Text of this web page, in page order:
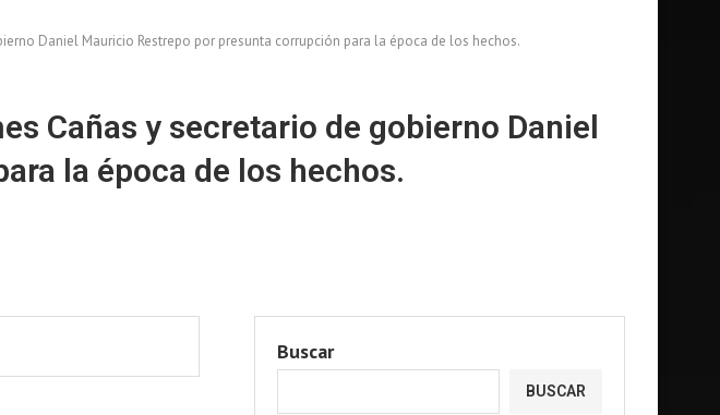
Daniel Mauricio Restrepo por presunta corrupción para la época de los hechos.
Cañas y secretario de gobierno Daniel
la época de los hechos.
Buscar
BUSCAR